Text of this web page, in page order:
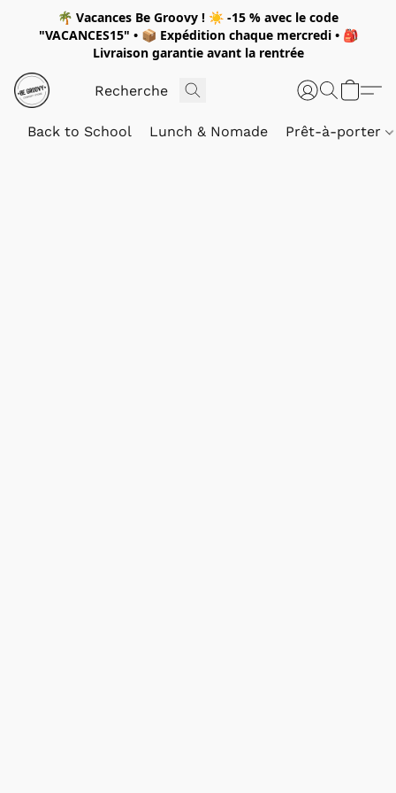
🌴 Vacances Be Groovy ! ☀️ -15 % avec le code
"VACANCES15" • 📦 Expédition chaque mercredi• 🎒
Livraison garantie avant la rentrée
Back to School Lunch & Nomade Prêt-à-porter